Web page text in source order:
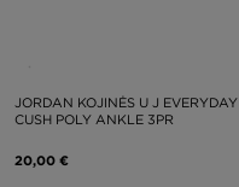
JORDAN KOJINĖS U J EVERYDAY
CUSH POLY ANKLE 3PR
20,00 €